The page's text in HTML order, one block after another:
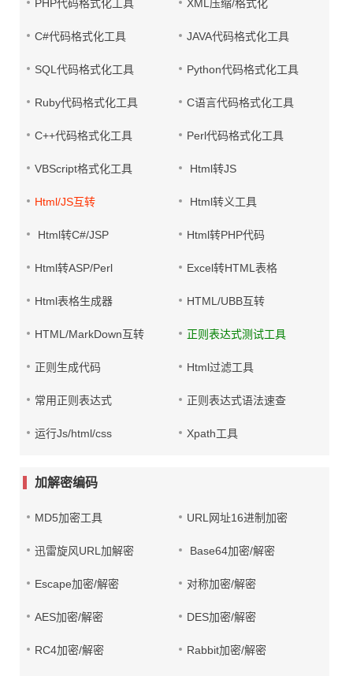
PHP代码格式化工具 XML压缩/格式化
C#代码格式化工具 JAVA代码格式化工具
SQL代码格式化工具 Python代码格式化工具
Ruby代码格式化工具 C语言代码格式化工具
C++代码格式化工具 Perl代码格式化工具
VBScript格式化工具 Html转JS
Html/JS互转 Html转义工具
Html转C#/JSP Html转PHP代码
Html转ASP/Perl Excel转HTML表格
Html表格生成器 HTML/UBB互转
HTML/MarkDown互转 正则表达式测试工具
正则生成代码 Html过滤工具
常用正则表达式 正则表达式语法速查
运行Js/html/css Xpath工具
加解密编码
MD5加密工具 URL网址16进制加密
迅雷旋风URL加解密 Base64加密/解密
Escape加密/解密 对称加密/解密
AES加密/解密 DES加密/解密
RC4加密/解密 Rabbit加密/解密